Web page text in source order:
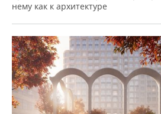
нему как к архитектуре